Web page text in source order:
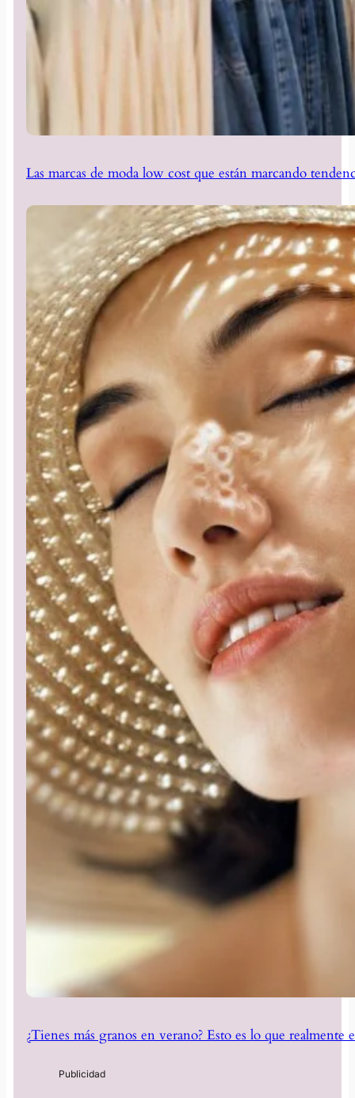
Las marcas de moda low cost que están marcando
¿Tienes más granos en verano? Esto es lo que realmente